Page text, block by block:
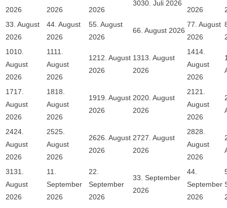
2026
2026
2026
3030. Juli 2026
2026
33. August
2026
44. August
2026
55. August
2026
66. August 2026
77. August
2026
1010.
August
2026
1111.
August
2026
1212. August
2026
1313. August
2026
1414.
August
2026
1717.
August
2026
1818.
August
2026
1919. August
2026
2020. August
2026
21 21.
August
2026
2424.
August
2026
2525.
August
2026
2626. August
2026
2727. August
2026
2828.
August
2026
3131.
August
2026
11.
September
2026
22.
September
2026
33. September
2026
44.
September
2026